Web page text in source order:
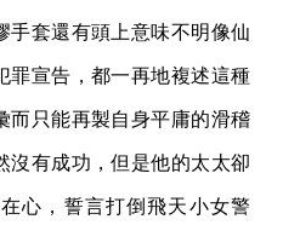
手套還有頭上意味不明像仙
罪宣告，都一再地複述這種
而只能再製自身平庸的滑稽
沒有成功，但是他的太太卻
心，誓言打倒飛天小女警